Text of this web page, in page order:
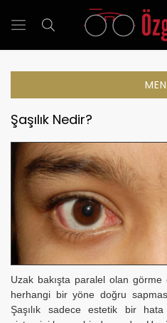
Şaşılık Nedir?
Uzak bakışta paralel olan
herhangi bir yöne doğru
Şaşılık sadece estetik bir